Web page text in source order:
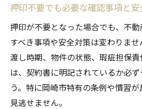
押印不要でも必要な確認事項と
押印が不要となった場合でも、不
すべき事項や安全対策は変わりま
渡し時期、物件の状態、瑕疵担保
は、契約書に明記されているか必
う。特に岡崎市特有の条例や慣習
見逃せません。